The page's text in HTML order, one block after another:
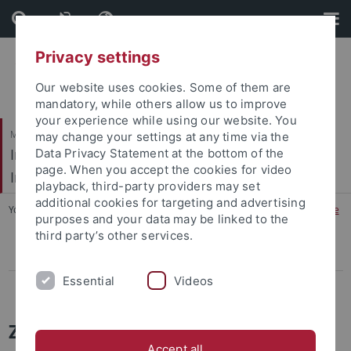
Skip
to
content
Skip
to
footer
Mathematisch-Naturwissenschaftliche Fakultät / Medizinische Fakultät
Interfakultäres Institut für Mikrobiologie und
Infektionsmedizin
You are here: Startseite ... Zelluläre und Molekulare Mikrobiologie
Publikationen
Zelluläre und
Privacy settings
Our website uses cookies. Some of them are
mandatory, while others allow us to improve
your experience while using our website. You
may change your settings at any time via the
Data Privacy Statement at the bottom of the
page. When you accept the cookies for video
playback, third-party providers may set
additional cookies for targeting and advertising
purposes and your data may be linked to the
third party’s other services.
Essential Videos